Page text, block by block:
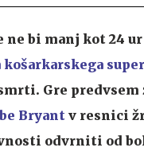
bi manj kot 24 ur
Gre
Bryant v resnici
odvrniti od